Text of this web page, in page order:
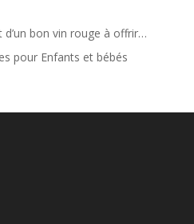
d’un bon vin rouge à offrir…
pour Enfants et bébés